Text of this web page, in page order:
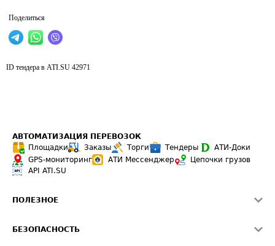
Поделиться
ID тендера в ATI.SU 42971
АВТОМАТИЗАЦИЯ ПЕРЕВОЗОК
Площадки
Заказы Торги Тендеры
АТИ-Доки
GPS-мониторинг
АТИ Мессенджер
Цепочки грузов
API ATI.SU
ПОЛЕЗНОЕ
БЕЗОПАСНОСТЬ